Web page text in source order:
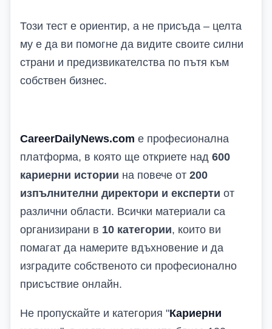
Този тест е ориентир, а не присъда – целта
му е да ви помогне да видите своите силни
страни и предизвикателства по пътя към
собствен бизнес.
CareerDailyNews.com е професионална
платформа, в която ще откриете над 600
кариерни истории на повече от 200
изпълнителни директори и експерти от
различни области. Всички материали са
организирани в 10 категории, които ви
помагат да намерите вдъхновение и да
изградите собственото си професионално
присъствие онлайн.
Не пропускайте и категория "Кариерни